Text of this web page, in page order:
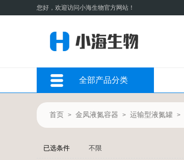
您好，欢迎访问小海生物官方网站！
全部产品分类
首页 > 金凤液氮容器 > 运输型液氮罐 >
已选条件 不限